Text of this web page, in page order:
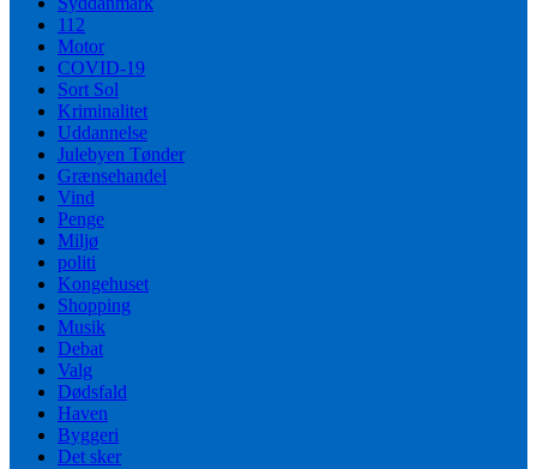
112
Motor
COVID-19
Sort Sol
Kriminalitet
Uddannelse
Julebyen Tønder
Grænsehandel
Vind
Penge
Miljø
politi
Kongehuset
Shopping
Musik
Debat
Valg
Dødsfald
Haven
Byggeri
Det sker